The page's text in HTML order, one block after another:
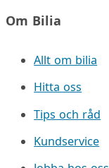
Om Bilia
Allt om bilia
Hitta oss
Tips och råd
Kundservice